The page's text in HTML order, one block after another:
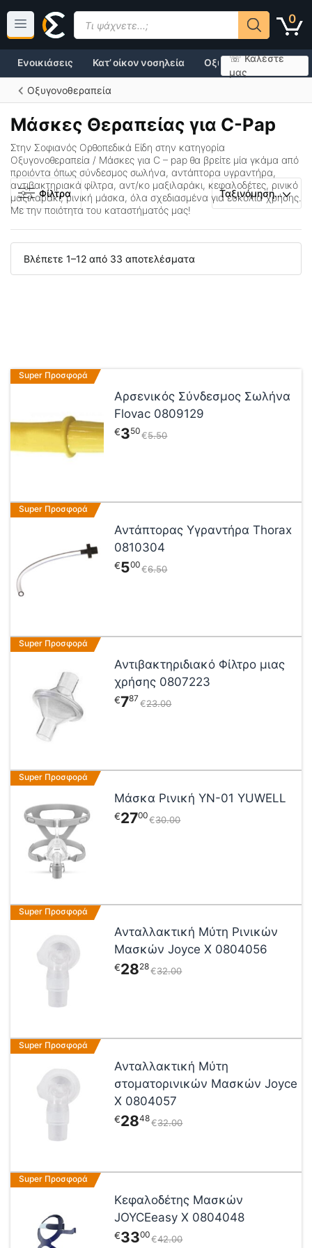
περιεχόμενο
0
Products
search
☏ Καλέστε
μας
Κατ’ οίκον νοσηλεία Οξυγονοθεραπεία
Ενοικιάσεις
Οξυγονοθεραπεία
Μάσκες Θεραπείας για C-Pap
Στην Σοφιανός Ορθοπεδικά Είδη στην κατηγορία
Οξυγονοθεραπεία / Μάσκες για C – pap θα βρείτε μία γκάμα από
προιόντα όπως σύνδεσμος σωλήνα, αντάπτορα υγραντήρα,
αντιβακτηριακά φίλτρα, αντ/κο μαξιλαράκι, κεφαλοδέτες, ρινικό
μαξιλαράκι, ρινική μάσκα, όλα σχεδιασμένα για ευκολία χρήσης.
Με την ποιότητα του καταστήματός μας!
Βλέπετε 1–12 από 33 αποτελέσματα
Φίλτρα
Super Προσφορά
Αρσενικός Σύνδεσμος Σωλήνα
Flovac 0809129
5 50
€
350
€
Super Προσφορά
Αντάπτορας Υγραντήρα Thorax
0810304
6 50
€
500
€
Super Προσφορά
Αντιβακτηριδιακό Φίλτρο μιας
χρήσης 0807223
23 00
€
787
€
Super Προσφορά
Μάσκα Ρινική YN-01 YUWELL
30 00
€
2700
€
Αυτό
προϊόν
έχει
πολλαπλές
παραλλαγές.
να
σελίδα
προϊόντος
Super Προσφορά
Ανταλλακτική Μύτη Ρινικών
Μασκών Joyce Χ 0804056
32 00
€
2828
€
Super Προσφορά
Ανταλλακτική Μύτη
στοματορινικών Μασκών Joyce
Χ 0804057
32 00
€
2848
€
Super Προσφορά
Κεφαλοδέτης Mασκών
JOYCEeasy X 0804048
42 00
€
3300
€